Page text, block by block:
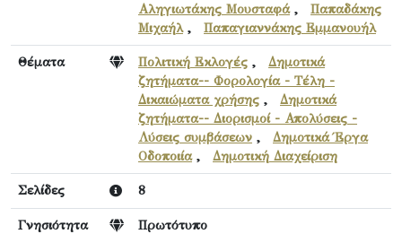
Αληγιωτάκης Μουσταφά, Παπαδάκης
Μιχαήλ, Παπαγιαννάκης Εμμανουήλ
Θέματα Πολιτική Εκλογές , Δημοτικά
ζητήματα-- Φορολογία - Τέλη -
Δικαιώματα χρήσης , Δημοτικά
ζητήματα-- Διορισμοί - Απολύσεις -
Λύσεις συμβάσεων , Δημοτικά Έργα
Οδοποιία, Δημοτική Διαχείριση
Σελίδες 8
Γνησιότητα
Πρωτότυπο